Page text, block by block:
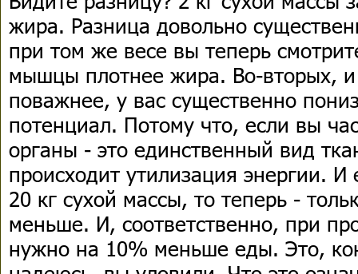
жира. Разница довольно
при том же весе вы теперь
мышцы плотнее жира. Во-вторых, и
поважнее, у вас существенно
потенциал. Потому что, если вы
органы - это единственный вид
происходит утилизация энергии.
20 кг сухой массы, то теперь -
меньше. И, соответственно, при
нужно на 10% меньше еды. Это,